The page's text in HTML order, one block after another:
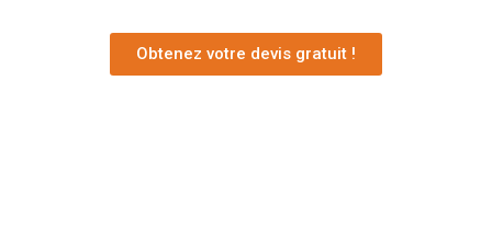
Obtenez votre devis gratuit !